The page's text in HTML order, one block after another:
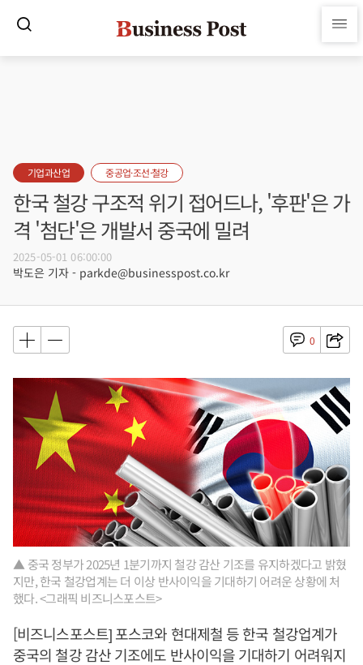
기업과산업 중공업·조선·철강
한국 철강 구조적 위기 접어드나, '후판'은 가
격 '첨단'은 개발서 중국에 밀려
2025-05-01 06:00:00
박도은 기자 - parkde@businesspost.co.kr
0
▲ 중국 정부가 2025년 1분기까지 철강 감산 기조를 유지하겠다고 밝혔
지만, 한국 철강업계는 더 이상 반사이익을 기대하기 어려운 상황에 처
했다. <그래픽 비즈니스포스트>
[비즈니스포스트] 포스코와 현대제철 등 한국 철강업계가
중국의 철강 감산 기조에도 반사이익을 기대하기 어려워지